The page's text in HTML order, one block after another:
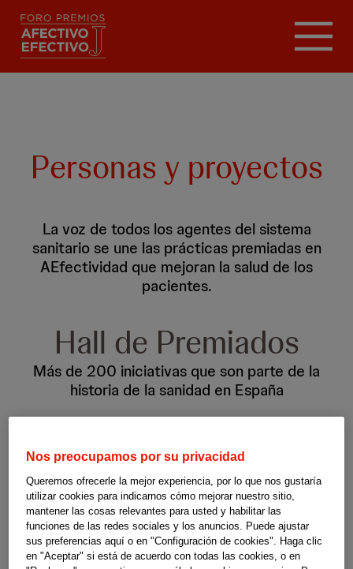
Pasar
Personas y proyectos
La voz de todos los agentes del sistema
sanitario se une las prácticas premiadas en
AEfectividad que mejoran la salud de los
pacientes.
Hall de Premiados
Más de 200 iniciativas que son parte de la
historia de la sanidad en España
Nos preocupamos por su privacidad
Queremos ofrecerle la mejor experiencia, por lo que nos gustaría
utilizar cookies para indicarnos cómo mejorar nuestro sitio,
mantener las cosas relevantes para usted y habilitar las
funciones de las redes sociales y los anuncios. Puede ajustar
sus preferencias aquí o en "Configuración de cookies". Haga clic
en "Aceptar" si está de acuerdo con todas las cookies, o en